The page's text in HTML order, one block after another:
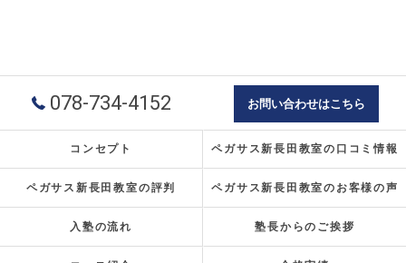
078-734-4152 お問い合わせはこちら
コンセプト ペガサス新長田教室の口コミ情報
ペガサス新長田教室の評判 ペガサス新長田教室のお客様の声
入塾の流れ 塾長からのご挨拶